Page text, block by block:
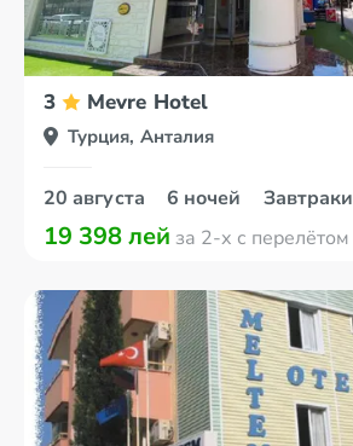
3 Mevre Hotel
Турция, Анталия
20 августа 6 ночей Завтраки
19 398 лей за 2-х с перелётом